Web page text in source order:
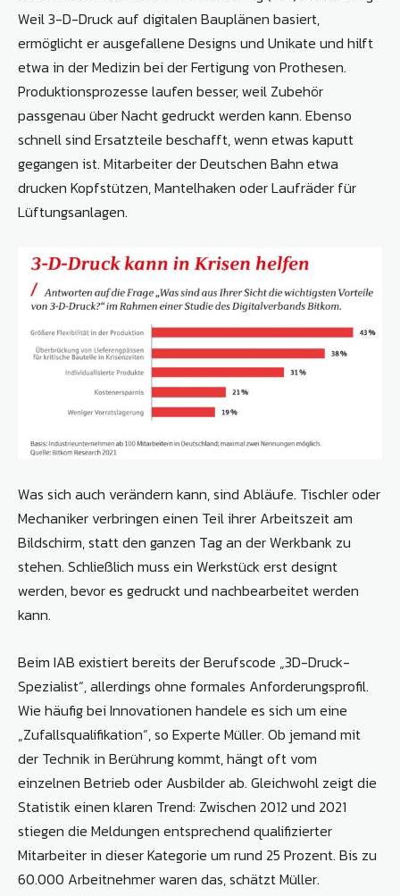
Weil 3-D-Druck auf digitalen Bauplänen basiert,
ermöglicht er ausgefallene Designs und Unikate und hilft
etwa in der Medizin bei der Fertigung von Prothesen.
Produktionsprozesse laufen besser, weil Zubehör
passgenau über Nacht gedruckt werden kann. Ebenso
schnell sind Ersatzteile beschafft, wenn etwas kaputt
gegangen ist. Mitarbeiter der Deutschen Bahn etwa
drucken Kopfstützen, Mantelhaken oder Laufräder für
Lüftungsanlagen.
Was sich auch verändern kann, sind Abläufe. Tischler oder
Mechaniker verbringen einen Teil ihrer Arbeitszeit am
Bildschirm, statt den ganzen Tag an der Werkbank zu
stehen. Schließlich muss ein Werkstück erst designt
werden, bevor es gedruckt und nachbearbeitet werden
kann.
Beim IAB existiert bereits der Berufscode „3D-Druck-
Spezialist“, allerdings ohne formales Anforderungsprofil.
Wie häufig bei Innovationen handele es sich um eine
„Zufallsqualifikation“, so Experte Müller. Ob jemand mit
der Technik in Berührung kommt, hängt oft vom
einzelnen Betrieb oder Ausbilder ab. Gleichwohl zeigt die
Statistik einen klaren Trend: Zwischen 2012 und 2021
stiegen die Meldungen entsprechend qualifizierter
Mitarbeiter in dieser Kategorie um rund 25 Prozent. Bis zu
60.000 Arbeitnehmer waren das, schätzt Müller.